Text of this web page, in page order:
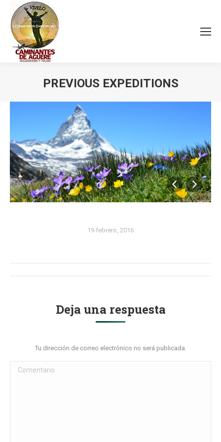
PREVIOUS EXPEDITIONS
19 febrero, 2016
Navegación
álbumesDeja una respuesta
Tu dirección de correo electrónico no será publicada.
Comentario